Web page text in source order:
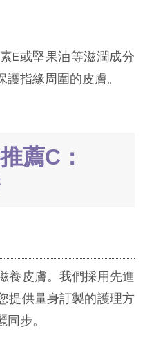
E或堅果油等滋潤成分
指緣周圍的皮膚。
薦C：
養皮膚。我們採用先進
提供量身訂製的護理方
步。